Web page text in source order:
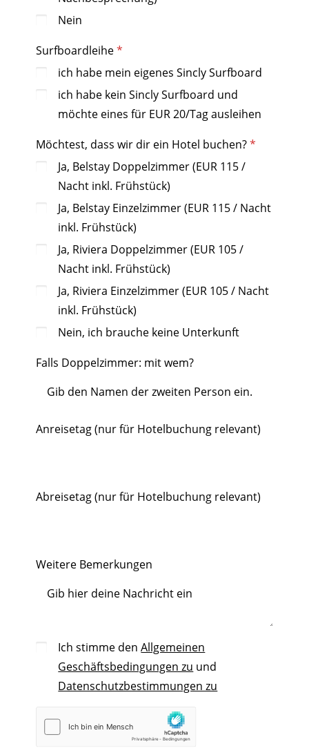
Nein
Surfboardleihe
ich habe mein eigenes Sincly Surfboard
ich habe kein Sincly Surfboard und
möchte eines für EUR 20/Tag ausleihen
Möchtest, dass wir dir ein Hotel buchen?
Ja, Belstay Doppelzimmer (EUR 115 /
Nacht inkl. Frühstück)
Ja, Belstay Einzelzimmer (EUR 115 / Nacht
inkl. Frühstück)
Ja, Riviera Doppelzimmer (EUR 105 /
Nacht inkl. Frühstück)
Ja, Riviera Einzelzimmer (EUR 105 / Nacht
inkl. Frühstück)
Nein, ich brauche keine Unterkunft
Falls Doppelzimmer: mit wem?
Anreisetag (nur für Hotelbuchung relevant)
Abreisetag (nur für Hotelbuchung relevant)
Weitere Bemerkungen
Ich stimme denAllgemeinen
Geschäftsbedingungen zu und
Datenschutzbestimmungen zu